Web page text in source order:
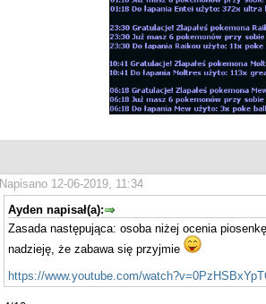
Napisano 12-06-2019, 11:34
Ayden napisał(a):
Zasada następująca: osoba niżej ocenia
nadzieję, że zabawa się przyjmie
https://www.youtube.com/